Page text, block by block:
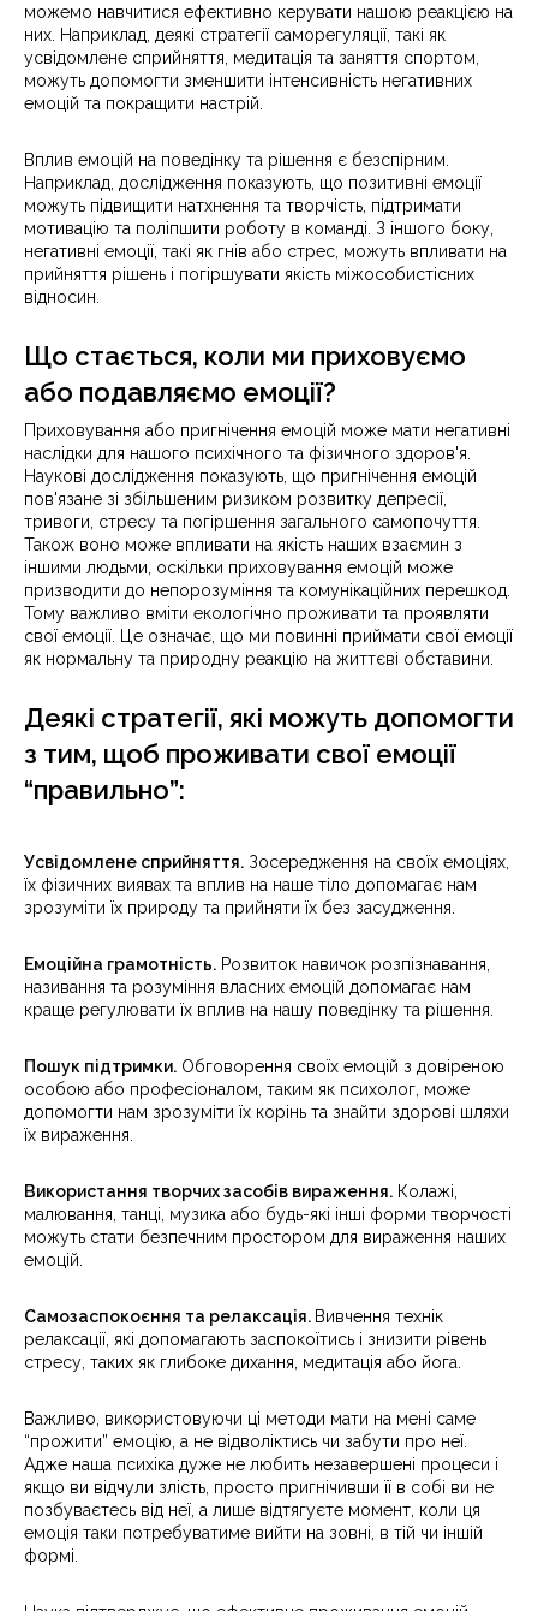
можемо навчитися ефективно керувати нашою реакцією на
них. Наприклад, деякі стратегії саморегуляції, такі як
усвідомлене сприйняття, медитація та заняття спортом,
можуть допомогти зменшити інтенсивність негативних
емоцій та покращити настрій.
Вплив емоцій на поведінку та рішення є безспірним.
Наприклад, дослідження показують, що позитивні емоції
можуть підвищити натхнення та творчість, підтримати
мотивацію та поліпшити роботу в команді. З іншого боку,
негативні емоції, такі як гнів або стрес, можуть впливати на
прийняття рішень і погіршувати якість міжособистісних
відносин.
Що стається, коли ми приховуємо
або подавляємо емоції?
Приховування або пригнічення емоцій може мати негативні
наслідки для нашого психічного та фізичного здоров'я.
Наукові дослідження показують, що пригнічення емоцій
пов'язане зі збільшеним ризиком розвитку депресії,
тривоги, стресу та погіршення загального самопочуття.
Також воно може впливати на якість наших взаємин з
іншими людьми, оскільки приховування емоцій може
призводити до непорозуміння та комунікаційних перешкод.
Тому важливо вміти екологічно проживати та проявляти
свої емоції. Це означає, що ми повинні приймати свої емоції
як нормальну та природну реакцію на життєві обставини.
Деякі стратегії, які можуть допомогти
з тим, щоб проживати свої емоції
“правильно”:
Усвідомлене сприйняття. Зосередження на своїх емоціях,
їх фізичних виявах та вплив на наше тіло допомагає нам
зрозуміти їх природу та прийняти їх без засудження.
Емоційна грамотність. Розвиток навичок розпізнавання,
називання та розуміння власних емоцій допомагає нам
краще регулювати їх вплив на нашу поведінку та рішення.
Пошук підтримки. Обговорення своїх емоцій з довіреною
особою або професіоналом, таким як психолог, може
допомогти нам зрозуміти їх корінь та знайти здорові шляхи
їх вираження.
Використання творчих засобів вираження. Колажі,
малювання, танці, музика або будь-які інші форми творчості
можуть стати безпечним простором для вираження наших
емоцій.
Самозаспокоєння та релаксація. Вивчення технік
релаксації, які допомагають заспокоїтись і знизити рівень
стресу, таких як глибоке дихання, медитація або йога.
Важливо, використовуючи ці методи мати на мені саме
“прожити” емоцію, а не відволіктись чи забути про неї.
Адже наша психіка дуже не любить незавершені процеси і
якщо ви відчули злість, просто пригнічивши її в собі ви не
позбуваєтесь від неї, а лише відтягуєте момент, коли ця
емоція таки потребуватиме вийти на зовні, в тій чи іншій
формі.